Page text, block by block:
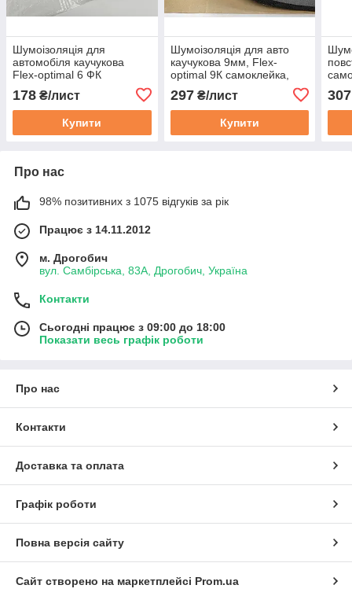
Шумоізоляція для
автомобіля каучукова
Flex-optimal 6 ФК
самоклейка (лист
50х75см)
178 ₴/лист
Купити
Шумоізоляція для авто
каучукова 9мм, Flex-
optimal 9К самоклейка,
лист 75х100см. (0,75 м2)
297₴/лист
Купити
307
Про нас
98% позитивних з 1075 відгуків за рік
Працює з 14.11.2012
м. Дрогобич
вул. Самбірська, 83А, Дрогобич, Україна
Контакти
Сьогодні працює з 09:00 до 18:00
Показати весь графік роботи
Про нас
Контакти
Доставка та оплата
Графік роботи
Повна версія сайту
Сайт створено на маркетплейсі Prom.ua